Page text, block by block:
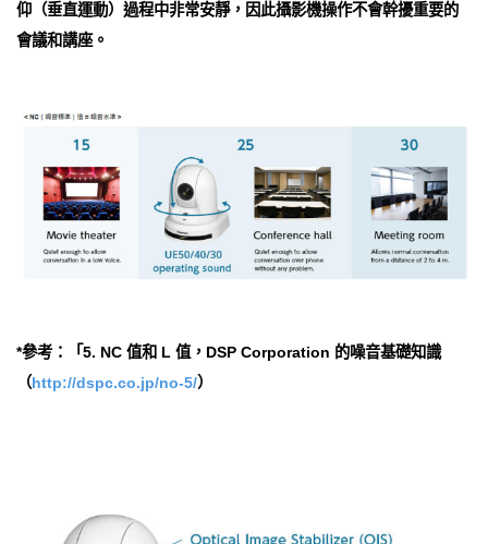
仰（垂直運動）過程中非常安靜，因此攝影機操作不會幹擾重要的
會議和講座。
*參考：「5. NC 值和 L 值，DSP Corporation 的噪音基礎知識
（http://dspc.co.jp/no-5/）